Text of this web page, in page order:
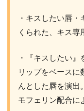
・キスしたい唇
くられた、キス専
・『キスしたい
リップをベースに
んとした唇を演出
モフェリン配合に